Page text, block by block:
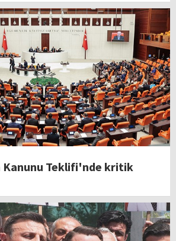
Kanunu Teklifi'nde kritik